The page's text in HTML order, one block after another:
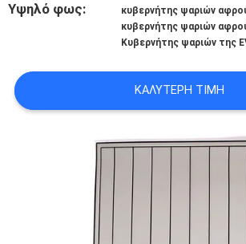
ΜΑΣ
ΣΕ
ΕΠΑΦΉ
ΕΙΔΉΣΕΙΣ
ΖΗΤΉΣΤΕ
Υψηλό φως:
κυβερνήτης ψαριών
κυβερνήτης ψαριών
Κυβερνήτης ψαριών της
ΚΑΛΎΤΕΡΗ ΤΙΜΉ